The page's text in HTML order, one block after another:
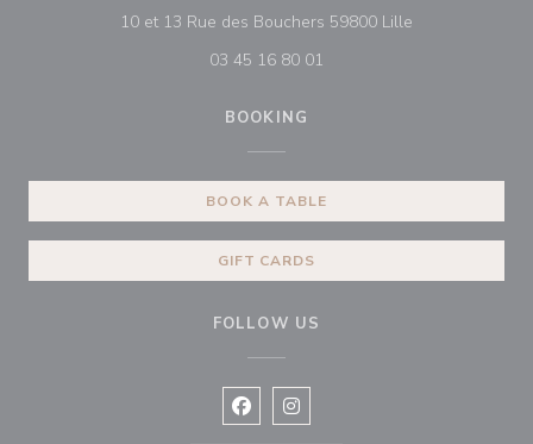
10 et 13 Rue des Bouchers 59800 Lille
03 45 16 80 01
BOOKING
BOOK A TABLE
GIFT CARDS
FOLLOW US
Facebook ((opens in a new
Instagram ((opens in a new